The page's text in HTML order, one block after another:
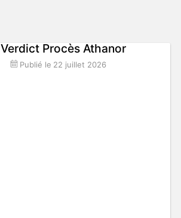
Verdict Procès Athanor
Publié le 22 juillet 2026